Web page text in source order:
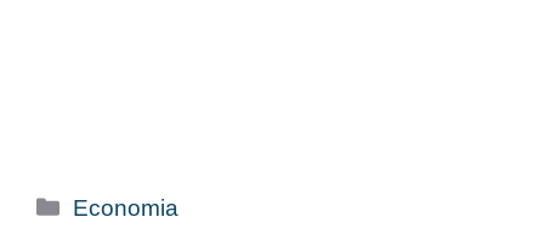
Categorie
Economia